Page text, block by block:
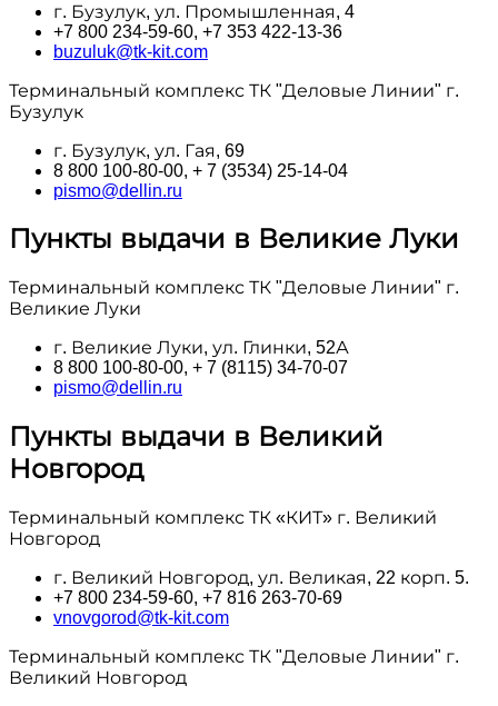
г. Бузулук, ул. Промышленная, 4
+7 800 234-59-60, +7 353 422-13-36
buzuluk@tk-kit.com
Терминальный комплекс ТК "Деловые Линии" г.
Бузулук
г. Бузулук, ул. Гая, 69
8 800 100‑80-00, + 7 (3534) 25-14-04
pismo@dellin.ru
Пункты выдачи в Великие Луки
Терминальный комплекс ТК "Деловые Линии" г.
Великие Луки
г. Великие Луки, ул. Глинки, 52А
8 800 100‑80-00, + 7 (8115) 34-70-07
pismo@dellin.ru
Пункты выдачи в Великий
Новгород
Терминальный комплекс ТК «КИТ» г. Великий
Новгород
г. Великий Новгород, ул. Великая, 22 корп. 5.
+7 800 234-59-60, +7 816 263-70-69
vnovgorod@tk-kit.com
Терминальный комплекс ТК "Деловые Линии" г.
Великий Новгород